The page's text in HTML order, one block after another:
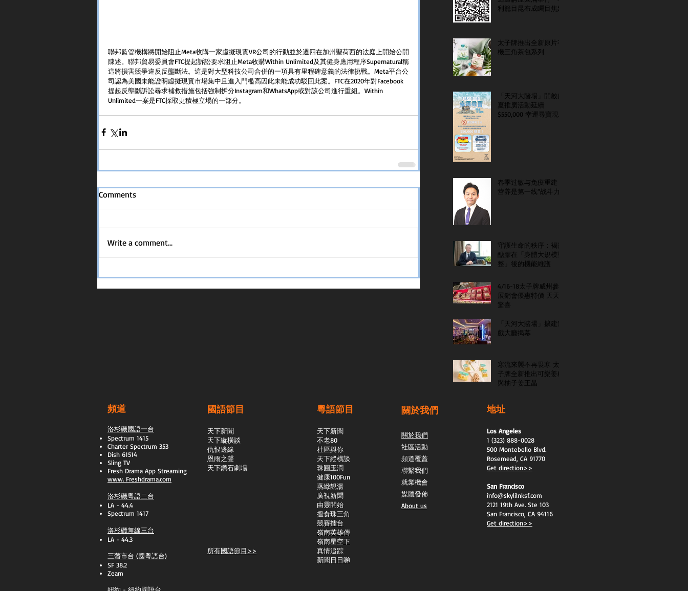
聯邦監管機構將開始阻止Meta收購一家虛擬現實VR公司的行動並於週四在加州聖荷西的法庭上開始公開
陳述。聯邦貿易委員會FTC提起訴訟要求阻止Meta收購Within Unlimited及其健身應用程序Supernatural稱
這將損害競爭違反反壟斷法。這是對大型科技公司合併的一項具有里程碑意義的法律挑戰。Meta平台公
司認為美國未能證明虛擬現實市場集中且進入門檻高因此未能成功駁回此案。FTC在2020年對Facebook
提起反壟斷訴訟尋求補救措施包括強制拆分Instagram和WhatsApp或對該公司進行重組。Within
Unlimited一案是FTC採取更積極立場的一部分。
Comments
Write a comment...
利籠目昆布成矚目焦點
太子牌推出全新原片有
機三角茶包系列
「天河大賭場」開啟盛
夏推廣活動延續
$550,000 幸運尋寶現金
春季过敏与免疫重建：
营养是第一线“战斗力”
守護生命的秩序：褐藻
醣膠在「身體大規模重
整」後的機能維護
4/16-18太子牌威州參
展銷會優惠特價 天天
驚喜
「天河大賭場」擴建遊
戲大廳揭幕
寒流來襲不再畏寒 太
子牌全新推出可樂姜糖
與柚子姜王晶
頻道
洛杉磯國語一台
Spectrum 1415
Charter Spectrum 353
Dish 61514
Sling TV
​Fresh Drama App Streaming
www. Freshdrama.com
洛杉磯粵語二台
LA - 44.4
Spectrum 1417
洛杉磯無線三台
LA - 44.3
三藩市台 (國粵語台)
SF 38.2
Zeam
國語節目
天下新聞
天下縱橫談
​仇恨邊緣
恩雨之聲
天下鑽石劇場
所有國語節目>>
粵語節目
天下新聞
不老80
社區與你
天下縱橫談
​珠圓玉潤
​健康100Fun
蒸緻靚湯
​廣視新聞
由靈開始
搵食珠三角
競賽擂台
嶺南英雄傳
嶺南星空下
真情追踪
新聞日日睇
關於我們
關於我們
社區活動
頻道覆蓋
聯繫我們
就業機會
媒體發佈
About us
地址
Los Angeles
1 (323) 888-0028
500 Montebello Blvd.
Rosemead, CA 91770
Get direction>>
San Francisco
info@skylilnksf.com
2121 19th Ave. Ste 103
San Francisco, CA 94116
Get direction>>